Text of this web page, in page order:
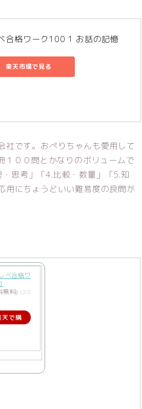
合格ワーク100 1 お話の記憶
楽天市場で見る
です。おぺりちゃんも愛用して
００問とかなりのボリュームで
思考」「4.比較・数量」「5.知
用にちょうどいい難易度の良問が
ベ合格ワ
無料) (20
天で購